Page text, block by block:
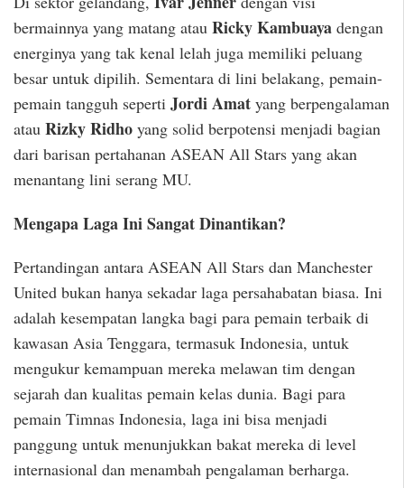
bermainnya yang matang atau Ricky Kambuaya dengan
energinya yang tak kenal lelah juga memiliki peluang
besar untuk dipilih. Sementara di lini belakang, pemain-
pemain tangguh seperti Jordi Amat yang berpengalaman
atau Rizky Ridho yang solid berpotensi menjadi bagian
dari barisan pertahanan ASEAN All Stars yang akan
menantang lini serang MU.
Mengapa Laga Ini Sangat Dinantikan?
Pertandingan antara ASEAN All Stars dan Manchester
United bukan hanya sekadar laga persahabatan biasa. Ini
adalah kesempatan langka bagi para pemain terbaik di
kawasan Asia Tenggara, termasuk Indonesia, untuk
mengukur kemampuan mereka melawan tim dengan
sejarah dan kualitas pemain kelas dunia. Bagi para
pemain Timnas Indonesia, laga ini bisa menjadi
panggung untuk menunjukkan bakat mereka di level
internasional dan menambah pengalaman berharga.